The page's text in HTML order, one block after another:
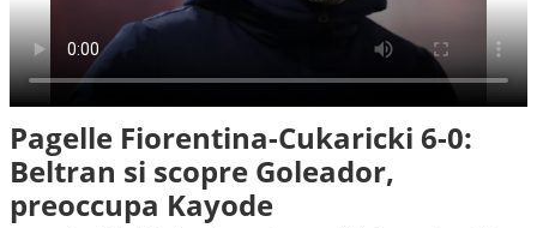
Pagelle Fiorentina-Cukaricki 6-0:
Beltran si scopre Goleador,
preoccupa Kayode